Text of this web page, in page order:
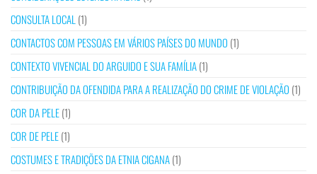
CONSULTA LOCAL (1)
CONTACTOS COM PESSOAS EM VÁRIOS PAÍSES DO MUNDO (1)
CONTEXTO VIVENCIAL DO ARGUIDO E SUA FAMÍLIA(1)
CONTRIBUIÇÃO DA OFENDIDA PARA A REALIZAÇÃO DO CRIME DE VIOLAÇÃO (1)
COR DA PELE(1)
COR DE PELE(1)
COSTUMES E TRADIÇÕES DA ETNIA CIGANA(1)